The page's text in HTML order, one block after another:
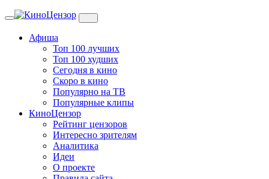
Toggle
Афиша
Топ 100 лучших
Топ 100 худших
Сегодня в кино
Скоро в кино
Популярно на ТВ
Популярные клипы
КиноЦензор
Рейтинг цензоров
Интересно зрителям
Аналитика
Идеи
О проекте